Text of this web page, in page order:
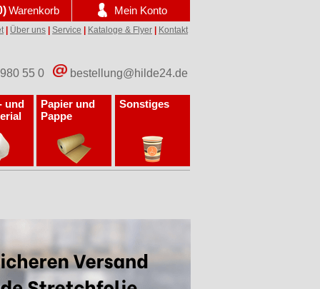
Über uns Service Kataloge & Flyer Kontakt
980 55 0 bestellung@hilde24.de
Warenkorb Mein Konto
und
Papier und
Pappe
Sonstiges